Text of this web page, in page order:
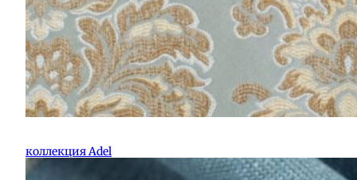
коллекция Adel